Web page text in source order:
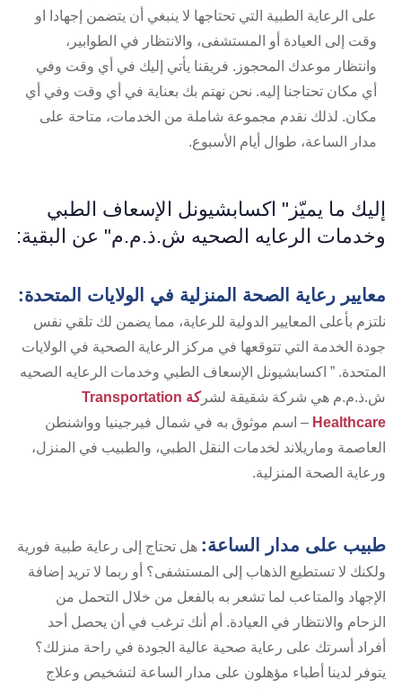
على الرعاية الطبية التي تحتاجها لا ينبغي أن يتضمن إجهادا او
وقت إلى العيادة أو المستشفى، والانتظار في الطوابير،
وانتظار موعدك المحجوز. فريقنا يأتي إليك في أي وقت وفي
أي مكان تحتاجنا إليه. نحن نهتم بك بعناية في أي وقت وفي أي
مكان. لذلك نقدم مجموعة شاملة من الخدمات، متاحة على
مدار الساعة، طوال أيام الأسبوع.
إليك ما يميّز" اكسابشيونل الإسعاف الطبي
وخدمات الرعايه الصحيه ش.ذ.م.م" عن البقية:
معايير رعاية الصحة المنزلية في الولايات المتحدة:
نلتزم بأعلى المعايير الدولية للرعاية، مما يضمن لك تلقي نفس
جودة الخدمة التي تتوقعها في مركز الرعاية الصحية في الولايات
المتحدة. ” اكسابشيونل الإسعاف الطبي وخدمات الرعايه الصحيه
ش.ذ.م.م هي شركة شقيقة لشر
كة Transportation
Healthcare – اسم موثوق به في شمال فيرجينيا وواشنطن
العاصمة وماريلاند لخدمات النقل الطبي، والطبيب في المنزل،
ورعاية الصحة المنزلية.
طبيب على مدار الساعة: هل تحتاج إلى رعاية طبية فورية
ولكنك لا تستطيع الذهاب إلى المستشفى؟ أو ربما لا تريد إضافة
الإجهاد والمتاعب لما تشعر به بالفعل من خلال التحمل من
الزحام والانتظار في العيادة. أم أنك ترغب في أن يحصل أحد
أفراد أسرتك على رعاية صحية عالية الجودة في راحة منزلك؟
يتوفر لدينا أطباء مؤهلون على مدار الساعة لتشخيص وعلاج